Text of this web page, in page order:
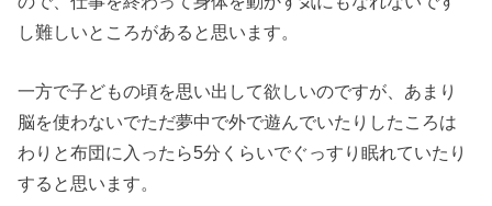
し難しいところがあると思います。
一方で子どもの頃を思い出して欲しいのですが、あまり
脳を使わないでただ夢中で外で遊んでいたりしたころは
わりと布団に入ったら5分くらいでぐっすり眠れていたり
すると思います。